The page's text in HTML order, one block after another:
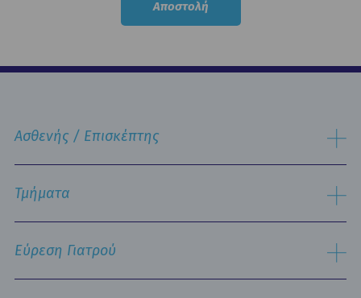
Ασθενής / Επισκέπτης
Διαδικασία Εισαγωγής
Διαδικασία Eξιτηρίου
Δωμάτια & Διατροφή
Υπηρεσίες
Τμήμα Εξυπηρέτησης Ασθενών
Τμήματα
Εργαστηριακός Τομέας
Χειρουργικός Τομέας
Παθολογικός Τομέας
Ειδικές Μονάδες
Εύρεση Γιατρού
Αναζήτηση